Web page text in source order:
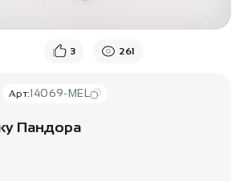
3 261
Арт:14069-MEL
Пандора